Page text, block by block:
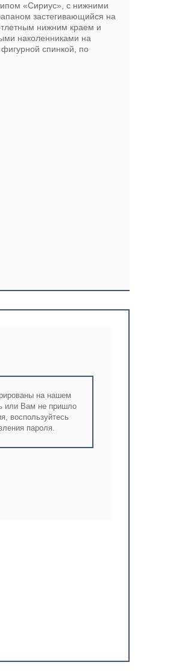
«Сириус», с нижними
застегивающийся на
нижним краем и
наколенниками на
спинкой, по
на нашем
или Вам не пришло
воспользуйтесь
пароля.